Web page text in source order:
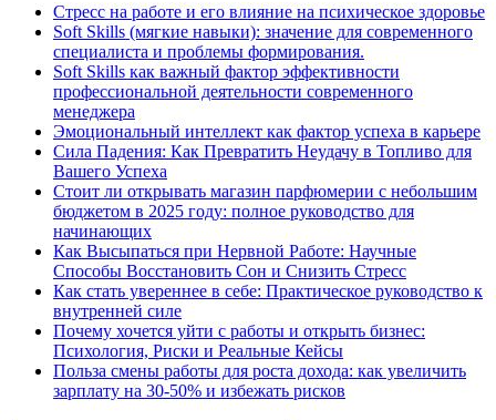
Стресс на работе и его влияние на психическое здоровье
Soft Skills (мягкие навыки): значение для современного
специалиста и проблемы формирования.
Soft Skills как важный фактор эффективности
профессиональной деятельности современного
менеджера
Эмоциональный интеллект как фактор успеха в карьере
Сила Падения: Как Превратить Неудачу в Топливо для
Вашего Успеха
Стоит ли открывать магазин парфюмерии с небольшим
бюджетом в 2025 году: полное руководство для
начинающих
Как Высыпаться при Нервной Работе: Научные
Способы Восстановить Сон и Снизить Стресс
Как стать увереннее в себе: Практическое руководство к
внутренней силе
Почему хочется уйти с работы и открыть бизнес:
Психология, Риски и Реальные Кейсы
Польза смены работы для роста дохода: как увеличить
зарплату на 30-50% и избежать рисков